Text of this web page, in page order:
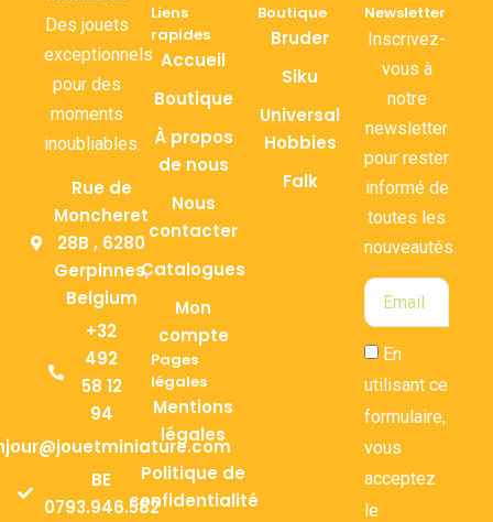
Des jouets
exceptionnels
pour des
moments
inoubliables.
Rue de
Moncheret
28B , 6280
Gerpinnes,
Belgium
+32
492
58 12
94
BE
0793.946.582
Liens
rapides
Accueil
Boutique
À propos
de nous
Nous
contacter
Catalogues
Mon
compte
Pages
légales
Mentions
légales
Politique de
confidentialité
Boutique
Bruder
Siku
Universal
Hobbies
Falk
Newsletter
Inscrivez-
vous à
notre
newsletter
pour rester
informé de
toutes les
nouveautés.
En
utilisant ce
formulaire,
vous
acceptez
le